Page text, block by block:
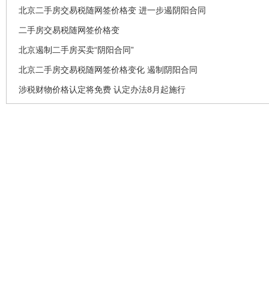
北京二手房交易税随网签价格变 进一步遏阴阳合同
二手房交易税随网签价格变
北京遏制二手房买卖“阴阳合同”
北京二手房交易税随网签价格变化 遏制阴阳合同
涉税财物价格认定将免费 认定办法8月起施行